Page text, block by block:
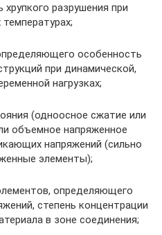
разрушения при
особенность
при динамической,
нагрузках;
(одноосное сжатие или
объемное напряженное
напряжений (сильно
элементы);
определяющего
степень концентрации
в зоне соединения;